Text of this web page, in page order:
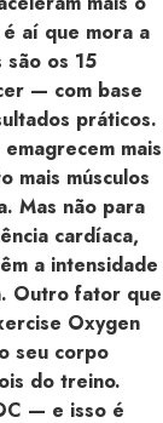
aí que mora a
os 15
— com base
práticos.
mais
mais músculos
Mas não para
cardíaca,
a intensidade
Outro fator que
Oxygen
seu corpo
do treino.
— e isso é